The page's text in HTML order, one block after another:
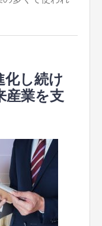
化し続け
産業を支